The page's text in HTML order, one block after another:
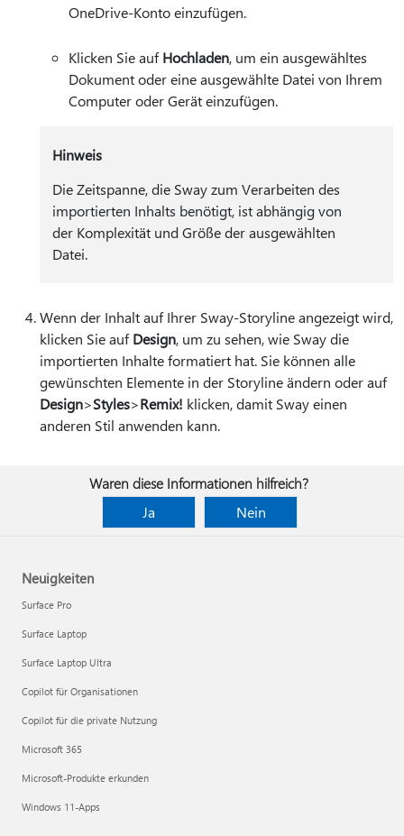
OneDrive-Konto einzufügen.
Klicken Sie aufHochladen, um ein ausgewähltes
Dokument oder eine ausgewählte Datei von Ihrem
Computer oder Gerät einzufügen.
Hinweis
Die Zeitspanne, die Sway zum Verarbeiten des
importierten Inhalts benötigt, ist abhängig von
der Komplexität und Größe der ausgewählten
Datei.
Wenn der Inhalt auf Ihrer Sway-Storyline angezeigt wird,
klicken Sie aufDesign, um zu sehen, wie Sway die
importierten Inhalte formatiert hat. Sie können alle
gewünschten Elemente in der Storyline ändern oder auf
Design>Styles>Remix! klicken, damit Sway einen
anderen Stil anwenden kann.
Waren diese Informationen hilfreich?
Ja
Nein
Neuigkeiten
Surface Pro
Surface Laptop
Surface Laptop Ultra
Copilot für Organisationen
Copilot für die private Nutzung
Microsoft 365
Microsoft-Produkte erkunden
Windows 11-Apps